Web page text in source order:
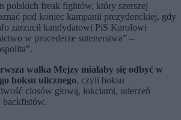
polskich freak fightów, który szerszej
pod koniec kampanii prezydenckiej, gdy
zarzucił kandydatowi PiS Karolowi
w procederze sutenerstwa” –
walka Mejzy miałaby się odbyć w
boksu ulicznego, czyli boksu
ciosów głową, łokciami, uderzeń
backfistów.